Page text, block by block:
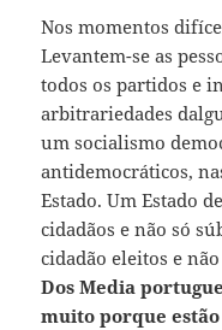
Nos momentos
Levantem-se as
todos os partidos e
arbitrariedades
um socialismo
antidemocráticos,
Estado. Um Estado
cidadãos e não só
cidadão eleitos e
Dos Media
muito porque estão